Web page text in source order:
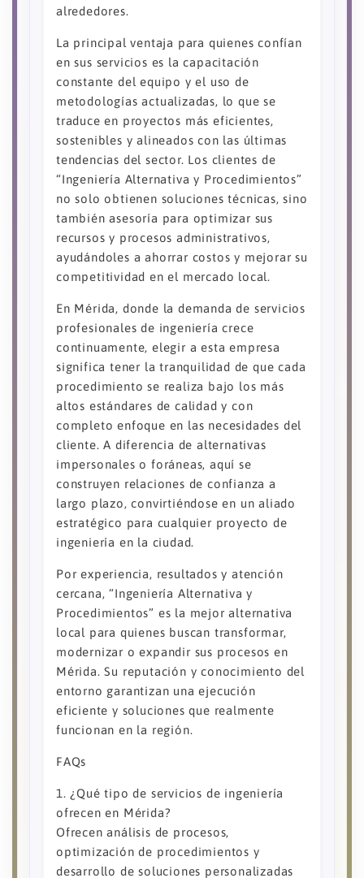
alrededores.
La principal ventaja para quienes confían
en sus servicios es la capacitación
constante del equipo y el uso de
metodologías actualizadas, lo que se
traduce en proyectos más eficientes,
sostenibles y alineados con las últimas
tendencias del sector. Los clientes de
“Ingeniería Alternativa y Procedimientos”
no solo obtienen soluciones técnicas, sino
también asesoría para optimizar sus
recursos y procesos administrativos,
ayudándoles a ahorrar costos y mejorar su
competitividad en el mercado local.
En Mérida, donde la demanda de servicios
profesionales de ingeniería crece
continuamente, elegir a esta empresa
significa tener la tranquilidad de que cada
procedimiento se realiza bajo los más
altos estándares de calidad y con
completo enfoque en las necesidades del
cliente. A diferencia de alternativas
impersonales o foráneas, aquí se
construyen relaciones de confianza a
largo plazo, convirtiéndose en un aliado
estratégico para cualquier proyecto de
ingeniería en la ciudad.
Por experiencia, resultados y atención
cercana, “Ingeniería Alternativa y
Procedimientos” es la mejor alternativa
local para quienes buscan transformar,
modernizar o expandir sus procesos en
Mérida. Su reputación y conocimiento del
entorno garantizan una ejecución
eficiente y soluciones que realmente
funcionan en la región.
FAQs
1. ¿Qué tipo de servicios de ingeniería
ofrecen en Mérida?
Ofrecen análisis de procesos,
optimización de procedimientos y
desarrollo de soluciones personalizadas